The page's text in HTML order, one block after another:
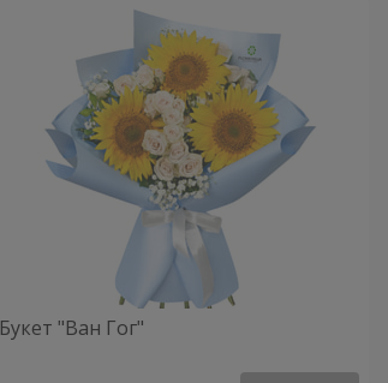
Букет "Ван Гог"